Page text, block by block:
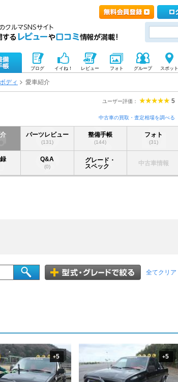
ブログ イイね！ レビュー フォト グループ スポット
ディ 愛車紹介
ユーザー評価： 5
中古車の買取・査定相場を調べる
パーツレビュー
(131)
整備手帳
(144)
フォト
(31)
Q&A
(0)
グレード・
スペック
中古車情報
全てクリア
+5 +5